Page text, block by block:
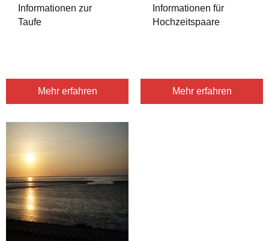
Informationen zur
Taufe
Mehr erfahren
Informationen für
Hochzeitspaare
Mehr erfahren